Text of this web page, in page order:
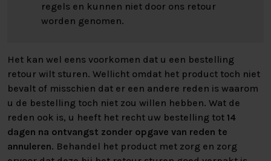
regels en kunnen niet door ons retour
worden genomen.
Het kan wel eens voorkomen dat u een bestelling
retour wilt sturen. Wellicht omdat het product toch niet
bevalt of misschien dat er een andere reden is waarom
u de bestelling toch niet zou willen hebben. Wat de
reden ook is, u heeft het recht uw bestelling tot 14
dagen na ontvangst zonder opgave van reden te
annuleren. Behandel het product met zorg en zorg